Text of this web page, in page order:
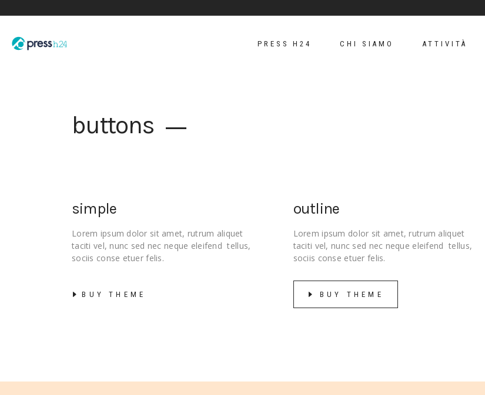
PRESS H24 CHI SIAMO ATTIVITÀ
buttons
simple
Lorem ipsum dolor sit amet, rutrum aliquet
taciti vel, nunc sed nec neque eleifend tellus,
sociis conse etuer felis.
BUY THEME
outline
Lorem ipsum dolor sit amet, rutrum aliquet
taciti vel, nunc sed nec neque eleifend tellus,
sociis conse etuer felis.
BUY THEME